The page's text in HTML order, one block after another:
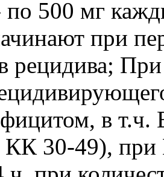
по 500 мг
при
рецидива;
в т.ч.
КК 30-49),